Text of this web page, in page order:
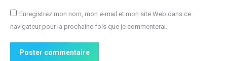
Enregistrez mon nom, mon e-mail et mon site Web dans ce
navigateur pour la prochaine fois que je commenterai.
Poster commentaire